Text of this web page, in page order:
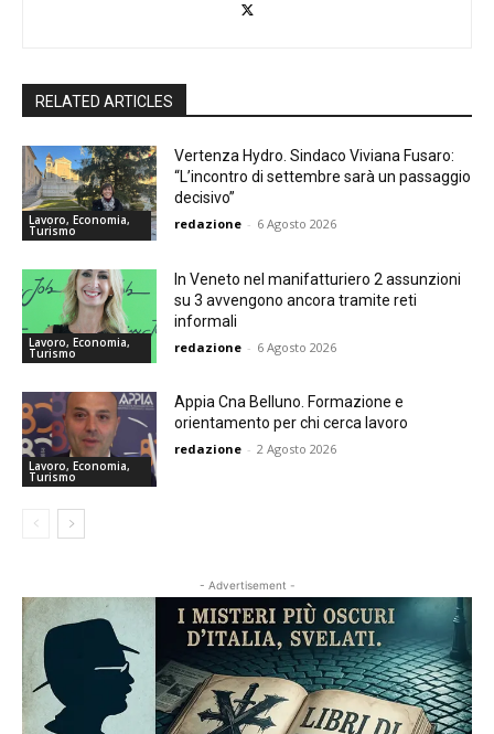
RELATED ARTICLES
Lavoro, Economia,
Turismo
Vertenza Hydro. Sindaco Viviana Fusaro:
“L’incontro di settembre sarà un passaggio
decisivo”
redazione - 6 Agosto 2026
Lavoro, Economia,
Turismo
In Veneto nel manifatturiero 2 assunzioni
su 3 avvengono ancora tramite reti
informali
redazione - 6 Agosto 2026
Lavoro, Economia,
Turismo
Appia Cna Belluno. Formazione e
orientamento per chi cerca lavoro
redazione - 2 Agosto 2026
- Advertisement -